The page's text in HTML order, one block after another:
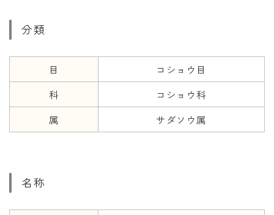
年齢・干支
学年
子供のお祝い
厄年
長寿のお祝い
紋切り遊び
分類
目
コショウ目
科
コショウ科
属
サダソウ属
名称